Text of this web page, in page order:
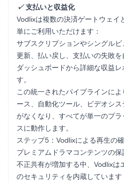
✓支払いと収益化
Vodlixは複数の決済ゲートウェイ
単にご利用いただけます：
サブスクリプションやシングルビ
更新、払い戻し、支払いの失敗を
ダッシュボードから詳細な収益
す。
この統一されたパイプラインに
ース、自動化ツール、ビデオシ
がなくなり、すべてが単一のプ
スに動作します。
ステップ5：Vodlixによる再生の
プレミアムドラマコンテンツの
不正共有が増加する中、Vodlixは
のセキュリティを内蔵しています